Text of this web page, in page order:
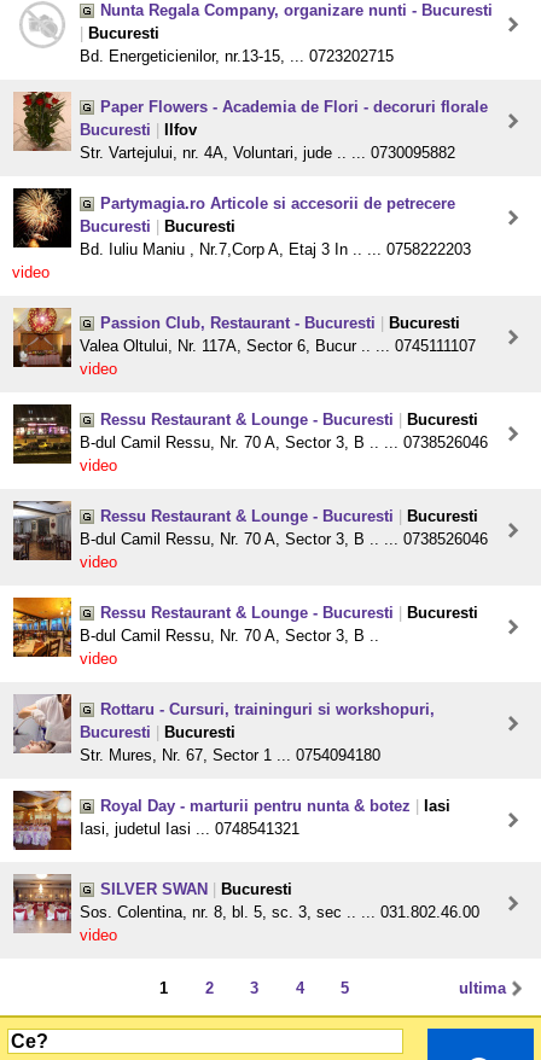
Nunta Regala Company, organizare nunti - Bucuresti
Bucuresti
Bd. Energeticienilor, nr.13-15, ... 0723202715
Paper Flowers - Academia de Flori - decoruri florale
Bucuresti
Ilfov
Str. Vartejului, nr. 4A, Voluntari, jude .. ... 0730095882
Partymagia.ro Articole si accesorii de petrecere
Bucuresti
Bucuresti
Bd. Iuliu Maniu , Nr.7,Corp A, Etaj 3 In .. ... 0758222203
video
Passion Club, Restaurant - Bucuresti
Bucuresti
Valea Oltului, Nr. 117A, Sector 6, Bucur .. ... 0745111107
video
Ressu Restaurant & Lounge - Bucuresti
Bucuresti
B-dul Camil Ressu, Nr. 70 A, Sector 3, B .. ... 0738526046
video
Ressu Restaurant & Lounge - Bucuresti
Bucuresti
B-dul Camil Ressu, Nr. 70 A, Sector 3, B .. ... 0738526046
video
Ressu Restaurant & Lounge - Bucuresti
Bucuresti
B-dul Camil Ressu, Nr. 70 A, Sector 3, B ..
video
Rottaru - Cursuri, traininguri si workshopuri,
Bucuresti
Bucuresti
Str. Mures, Nr. 67, Sector 1 ... 0754094180
Royal Day - marturii pentru nunta & botez
Iasi
Iasi, judetul Iasi ... 0748541321
SILVER SWAN
Bucuresti
Sos. Colentina, nr. 8, bl. 5, sc. 3, sec .. ... 031.802.46.00
video
ultima
1 2 3 4 5